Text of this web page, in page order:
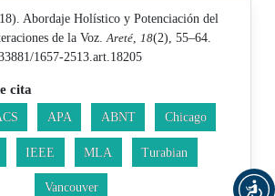
Abordaje Holístico y Potenciación del
de la Voz.Areté,18(2), 55–64.
1657-2513.art.18205
cita
APA ABNT Chicago
IEEE MLA Turabian
Vancouver